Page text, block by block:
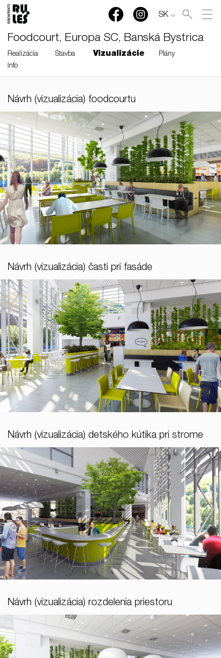
SK
Foodcourt, Europa SC, Banská Bystrica
Realizácia Stavba Vizualizácie
Plány
Info
Návrh (vizualizácia) foodcourtu
Návrh (vizualizácia) časti pri fasáde
Návrh (vizualizácia) detského kútika pri strome
Návrh (vizualizácia) rozdelenia priestoru
RULES, s.r.o., Klincová
Slovensko
© RULES, s.r.o.